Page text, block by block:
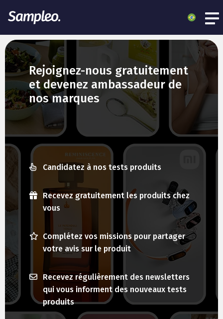
Rejoignez-nous gratuitement
et devenez ambassadeur de
nos marques
Candidatez à nos tests produits
Recevez gratuitement les produits chez
vous
Complétez vos missions pour partager
votre avis sur le produit
Recevez régulièrement des newsletters
qui vous informent des nouveaux tests
produits